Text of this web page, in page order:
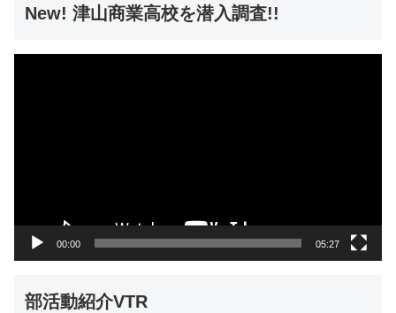
New! 津山商業高校を潜入調査!!
00:00 05:27
部活動紹介VTR